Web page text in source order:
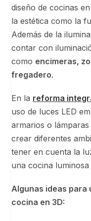
diseño de cocinas
la estética como la
Además de la
contar con
como encimeras,
fregadero.
En la reforma
uso de luces LED
armarios o
crear diferentes
tener en cuenta la
una cocina
Algunas ideas para
cocina en 3D: